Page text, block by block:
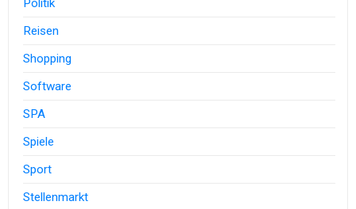
Politik
Reisen
Shopping
Software
SPA
Spiele
Sport
Stellenmarkt